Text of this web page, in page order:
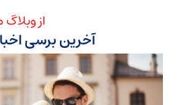
آخرین برسی اخبار و مقالات